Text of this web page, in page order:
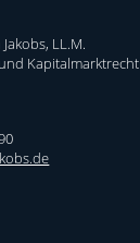
LL.M.
Kapitalmarktrecht